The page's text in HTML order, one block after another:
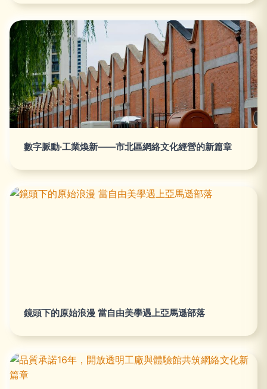
數字脈動·工業煥新——市北區網絡文化經營的新篇章
鏡頭下的原始浪漫 當自由美學遇上亞馬遜部落